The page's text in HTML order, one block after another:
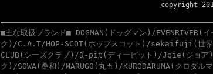
copyright
■主な取扱ブランド■ DOGMAN(ドッグマン)/
ク)/C.A.T/HOP-SCOT(ホップスコット)/sekaifuji(世界
CLUB(シーズクラブ)/D-pit(ディーピット)/Joie(ジョア)/
ク)/SOWA(桑和)/MARUGO(丸五)/KURODARUMA(クロ